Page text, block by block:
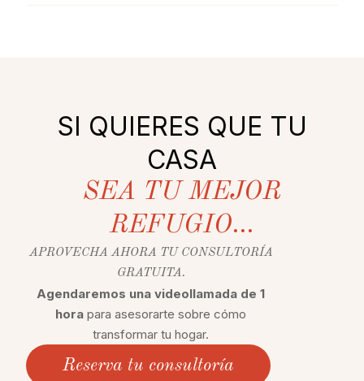
SI QUIERES QUE TU
CASA
SEA TU MEJOR
REFUGIO...
APROVECHA AHORA TU CONSULTORÍA
GRATUITA.
Agendaremos una videollamada de 1
hora para asesorarte sobre cómo
transformar tu hogar.
Reserva tu consultoría